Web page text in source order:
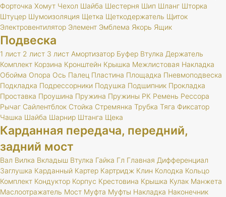
Форточка Хомут Чехол Шайба Шестерня Шип Шланг Шторка
Штуцер Шумоизоляция Щетка Щеткодержатель Щиток
Электровентилятор Элемент Эмблема Якорь Ящик
Подвеска
1 лист 2 лист 3 лист Амортизатор Буфер Втулка Держатель
Комплект Корзина Кронштейн Крышка Межлистовая Накладка
Обойма Опора Ось Палец Пластина Площадка Пневмоподвеска
Подкладка Подрессорники Подушка Подшипник Прокладка
Проставка Проушина Пружина Пружины РК Ремень Рессора
Рычаг Сайлентблок Стойка Стремянка Трубка Тяга Фиксатор
Чашка Шайба Шарнир Штанга Щека
Карданная передача, передний,
задний мост
Вал Вилка Вкладыш Втулка Гайка Гл Главная Дифференциал
Заглушка Карданный Картер Картридж Клин Колодка Кольцо
Комплект Кондуктор Корпус Крестовина Крышка Кулак Манжета
Маслоотражатель Мост Муфта Муфты Накладка Наконечник